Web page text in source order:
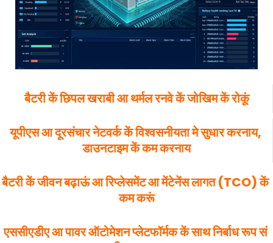
बैटरी कें छिपल खराबी आ थर्मल रनवे कें जोखिम कें रोकूं
यूपीएस आ दूरसंचार नेटवर्क कें विश्वसनीयता मे सुधार करनाय,
डाउनटाइम कें कम करनाय
बैटरी कें जीवन बढ़ाऊं आ रिप्लेसमेंट आ मेंटेनेंस लागत (TCO) कें
कम करूं
एससीएडीए आ पावर ऑटोमेशन प्लेटफॉर्मक कें साथ निर्बाध रूप सं